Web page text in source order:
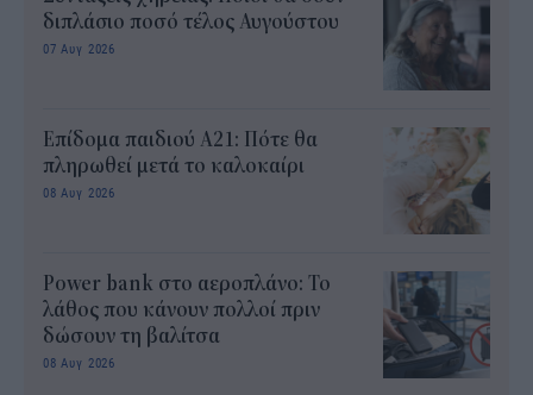
διπλάσιο ποσό τέλος Αυγούστου
07 Αυγ 2026
Επίδομα παιδιού Α21: Πότε θα
πληρωθεί μετά το καλοκαίρι
08 Αυγ 2026
Power bank στο αεροπλάνο: Το
λάθος που κάνουν πολλοί πριν
δώσουν τη βαλίτσα
08 Αυγ 2026